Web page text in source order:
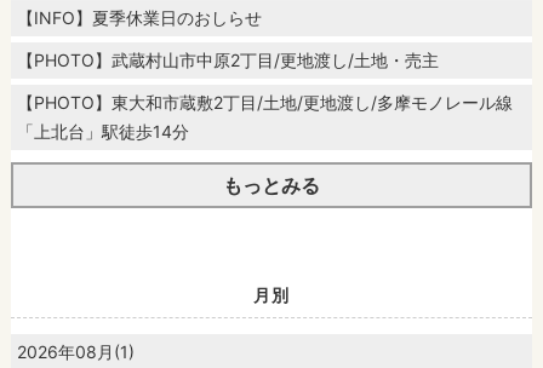
【INFO】夏季休業日のおしらせ
【PHOTO】武蔵村山市中原2丁目/更地渡し/土地・売主
【PHOTO】東大和市蔵敷2丁目/土地/更地渡し/多摩モノレール線
「上北台」駅徒歩14分
もっとみる
月別
2026年08月(1)